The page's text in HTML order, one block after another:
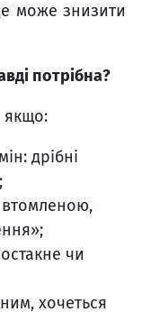
може знизити
потрібна?
якщо:
дрібні
втомленою,
чи
хочеться